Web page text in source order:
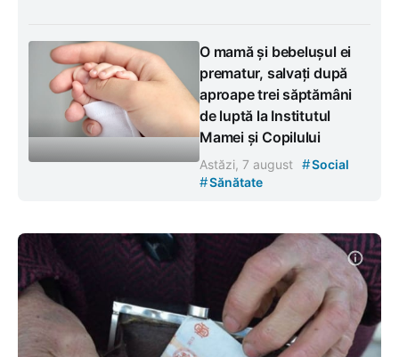
O mamă și bebelușul ei
prematur, salvați după
aproape trei săptămâni
de luptă la Institutul
Mamei și Copilului
Astăzi, 7 august #Social
#Sănătate